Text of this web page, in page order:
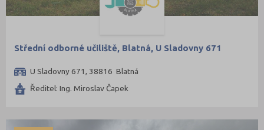
Střední odborné učiliště, Blatná, U Sladovny 671
U Sladovny 671, 38816 Blatná
Ředitel: Ing. Miroslav Čapek